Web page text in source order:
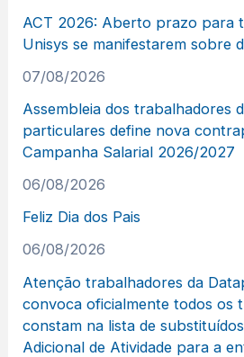
ACT 2026: Aberto prazo para
Unisys se manifestarem sobre
07/08/2026
Assembleia dos trabalhadores
particulares define nova
Campanha Salarial 2026/2027
06/08/2026
Feliz Dia dos Pais
06/08/2026
Atenção trabalhadores da
convoca oficialmente todos os
constam na lista de
Adicional de Atividade para a